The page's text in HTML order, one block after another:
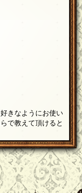
きなようにお使い
で教えて頂けると